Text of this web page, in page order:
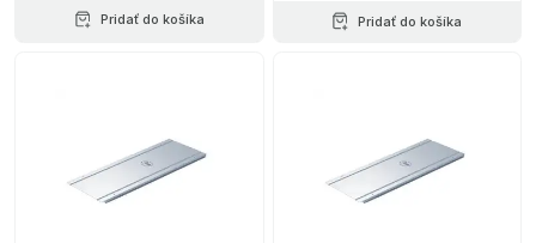
Pridať do košíka Pridať do košíka